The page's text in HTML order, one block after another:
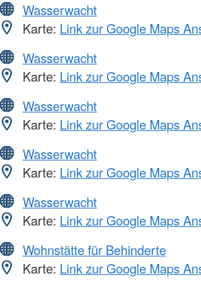
Wasserwacht
Karte: Link zur Google Maps
Wasserwacht
Karte: Link zur Google Maps
Wasserwacht
Karte: Link zur Google Maps
Wasserwacht
Karte: Link zur Google Maps
Wasserwacht
Karte: Link zur Google Maps
Wohnstätte für Behinderte
Karte: Link zur Google Maps